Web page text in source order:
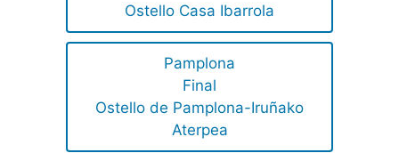
Ostello Casa Ibarrola
Pamplona
Final
Ostello de Pamplona-Iruñako
Aterpea